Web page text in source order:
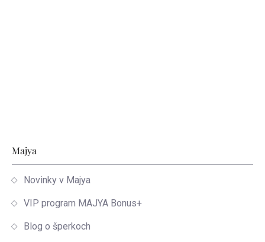
Zápätie
Majya
Novinky v Majya
VIP program MAJYA Bonus+
Blog o šperkoch